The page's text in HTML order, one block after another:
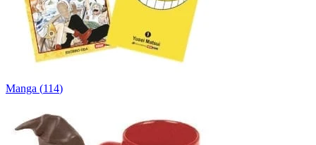
Manga (114)